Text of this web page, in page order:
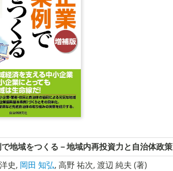
地域をつくる－地域内再投資力と自治体政策
史, 岡田 知弘, 高野 祐次, 渡辺 純夫 (著)